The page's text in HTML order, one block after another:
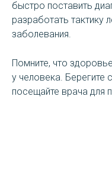
быстро поставить
разработать тактику
заболевания.
Помните, что
у человека. Берегите
посещайте врача для